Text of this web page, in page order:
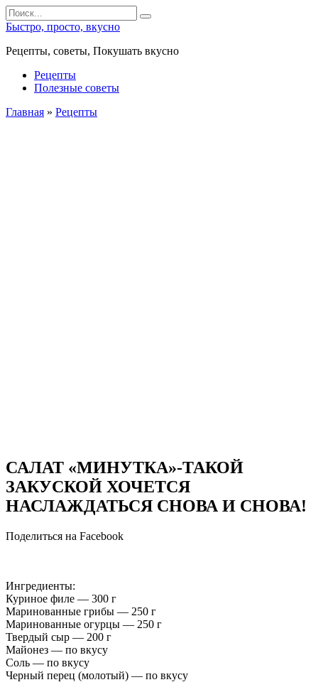
Перейти
к
контенту
Search
for:
Быстро, просто, вкусно
Рецепты, советы, Покушать вкусно
Рецепты
Полезные советы
Главная » Рецепты
САЛАТ «МИНУТКА»-ТАКОЙ
ЗАКУСКОЙ ХОЧЕТСЯ
НАСЛАЖДАТЬСЯ СНОВА И СНОВА!
Поделиться на Facebook
Ингредиенты:
Куриное филе — 300 г
Маринованные грибы — 250 г
Маринованные огурцы — 250 г
Твердый сыр — 200 г
Майонез — по вкусу
Соль — по вкусу
Черный перец (молотый) — по вкусу